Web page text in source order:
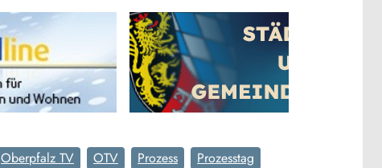
Oberpfalz TV OTV Prozess
Prozesstag